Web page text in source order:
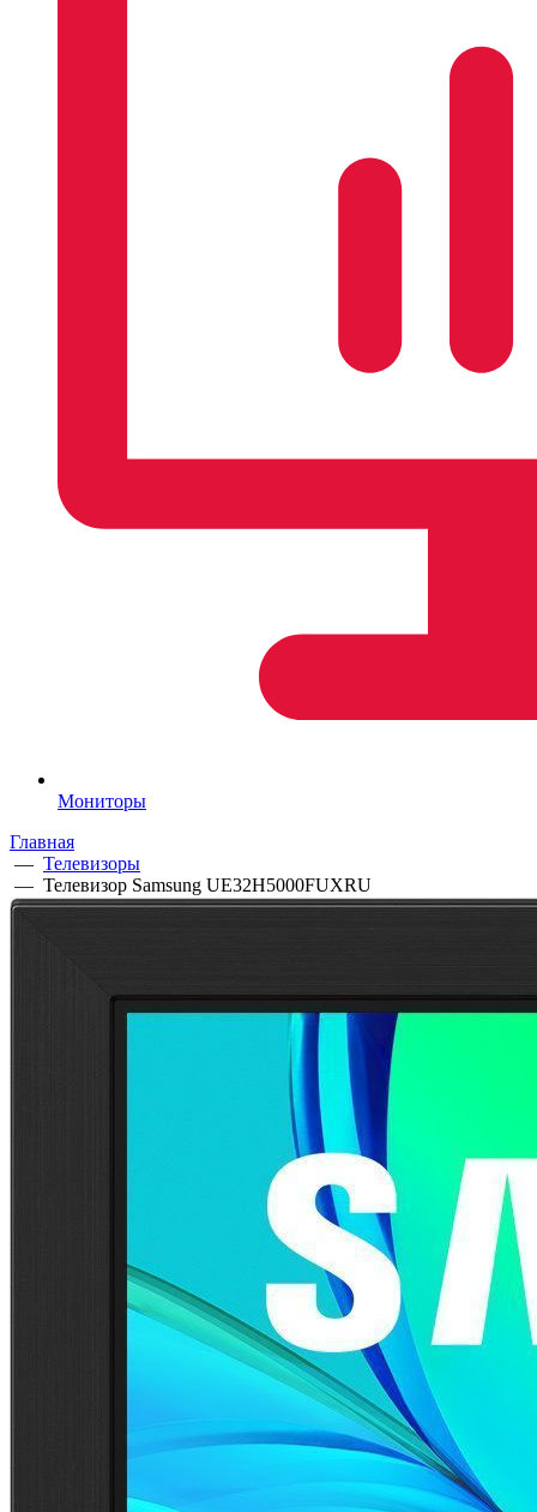
Мониторы
Главная
— Телевизоры
— Телевизор Samsung UE32H5000FUXRU